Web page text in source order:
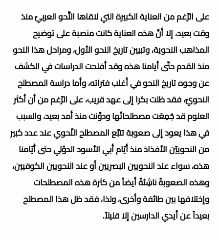
على الرّغم من العناية الكبيرة التي لاقاها النَّحو العربيّ منذ
وقت بعيد، إلا أنّ هذه العناية كانت منصبة على توضيح
المذاهب النحوية، وتبيين تاريخ النحو الأول، ومراحل هذا النحو
منذ القدم حتّى أيامنا هذه وقد أفلحت الدراسات في الكشف
عن وجوه تاريخ النحو في أغلب فتراته، وأما دراسة المصطلح
النحويّ، فقد ظلت بكرا إلى عهد قريب، على الرّغم من أن أكثر
العلوم قد جُمِعَت مصطلحاتُها ودوِّنت منذ أمد بعيد، والسبب
في هذا يعود إلى صعوبة تتبّع المصطلح النّحوي عند عدد كبير
من النحوييّن الأفذاذ منذ أيّام أبي الأسود الدؤلي حتى أيّامنا
هذه، سواء عند النحويين البصريين أو عند النحويين الكوفيين،
وهذه الصعوبةُ ناشِئةٌ أيضاً من كثرة هذه المصطلحات
وإختلافها بين طائفة وأخرى، ولذا، فقد ظل هذا المصطلح
بعيداً عن أيدي الدارسين إلا قليلاً.